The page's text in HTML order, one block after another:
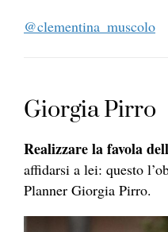
@clementina_muscolo
Giorgia Pirro
Realizzare la favola
affidarsi a lei: questo
Planner Giorgia Pirro.